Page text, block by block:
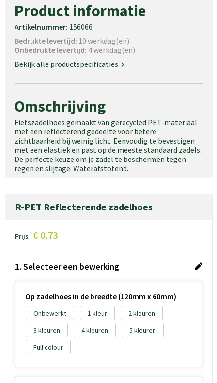
Product informatie
Artikelnummer: 156066
Bedrukte levertijd: 10 werkdag(en)
Onbedrukte levertijd: 4 werkdag(en)
Bekijk alle productspecificaties
Omschrijving
Fietszadelhoes gemaakt van gerecycled PET-materiaal
met een reflecterend gedeelte voor betere
zichtbaarheid bij weinig licht. Eenvoudig te bevestigen
met een elastiek en past op de meeste standaard zadels.
De perfecte keuze om je zadel te beschermen tegen
regen en slijtage. Waterafstotend.
R-PET Reflecterende zadelhoes
Prijs € 0,73
1. Selecteer een bewerking
Op zadelhoes in de breedte (120mm x 60mm)
Onbewerkt 1
2
3
4
5
Full colour